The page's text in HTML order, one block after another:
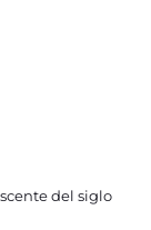
del siglo